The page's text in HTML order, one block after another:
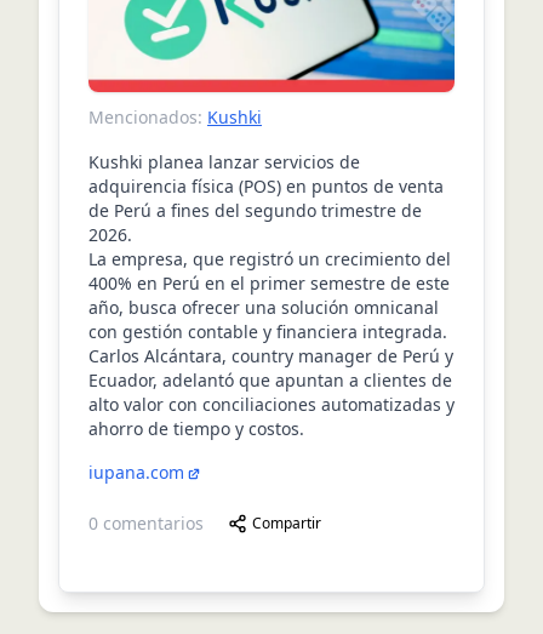
Mencionados: Kushki
Kushki planea lanzar servicios de
adquirencia física (POS) en puntos de venta
de Perú a fines del segundo trimestre de
2026.
La empresa, que registró un crecimiento del
400% en Perú en el primer semestre de este
año, busca ofrecer una solución omnicanal
con gestión contable y financiera integrada.
Carlos Alcántara, country manager de Perú y
Ecuador, adelantó que apuntan a clientes de
alto valor con conciliaciones automatizadas y
ahorro de tiempo y costos.
iupana.com
0 comentarios Compartir